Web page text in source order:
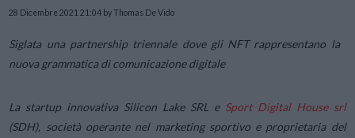
28 Dicembre 2021 21:04 by Thomas De Vido
Siglata una partnership triennale dove gli NFT rappresentano la
nuova grammatica di comunicazione digitale
La startup innovativa Silicon Lake SRL e Sport Digital House srl
(SDH), società operante nel marketing sportivo e proprietaria del